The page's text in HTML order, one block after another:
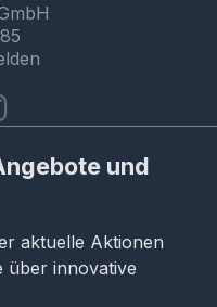
und
aktuelle Aktionen
über innovative